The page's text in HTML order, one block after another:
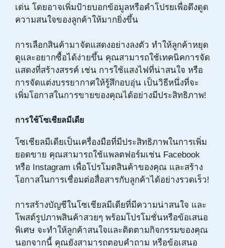
เด่น โดยอาจเพิ่มป้ายบอกข้อมูลหรือคำโปรยเพื่อดึงดูด
ความสนใจของลูกค้าให้มากยิ่งขึ้น
การเลือกสินค้ามาจัดแสดงอย่างลงตัว ทำให้ลูกค้าหยุด
ดูและอยากซื้อได้ง่ายขึ้น คุณสามารถใช้เทคนิคการจัด
แสดงที่สร้างสรรค์ เช่น การใช้แสงไฟที่น่าสนใจ หรือ
การจัดแต่งบรรยากาศให้รู้สึกอบอุ่น เป็นวิธีหนึ่งที่จะ
เพิ่มโอกาสในการขายของคุณได้อย่างมีประสิทธิภาพ!
การใช้โซเชียลมีเดีย
โซเชียลมีเดียเป็นเครื่องมือที่มีประสิทธิภาพในการเพิ่ม
ยอดขาย คุณสามารถใช้แพลตฟอร์มเช่น Facebook
หรือ Instagram เพื่อโปรโมตสินค้าของคุณ และสร้าง
โอกาสในการเชื่อมต่อสื่อสารกับลูกค้าได้อย่างรวดเร็ว!
การสร้างบัญชีในโซเชียลมีเดียที่มีความน่าสนใจ และ
โพสต์รูปภาพสินค้าสวยๆ พร้อมโปรโมชั่นหรือข้อเสนอ
พิเศษ จะทำให้ลูกค้าสนใจและติดตามกิจกรรมของคุณ
นอกจากนี้ คุณยังสามารถตอบคำถาม หรือข้อเสนอ